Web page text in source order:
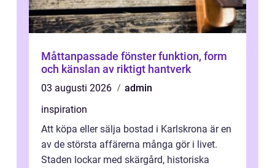
Måttanpassade fönster funktion, form
och känslan av riktigt hantverk
03 augusti 2026
admin
inspiration
Att köpa eller sälja bostad i Karlskrona är en
av de största affärerna många gör i livet.
Staden lockar med skärgård, historiska